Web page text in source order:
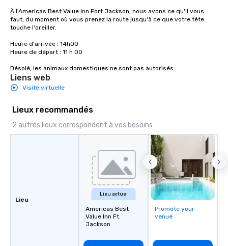
À l'Americas Best Value Inn Fort Jackson, nous avons ce qu'il vous
faut, du moment où vous prenez la route jusqu'à ce que votre tête
touche l'oreiller.
Heure d'arrivée : 14h00
Heure de départ : 11 h 00
Désolé, les animaux domestiques ne sont pas autorisés.
Liens web
Visite virtuelle
Lieux recommandés
2 autres lieux correspondent à vos besoins
Lieu
Lieu actuel
Americas Best
Value Inn Ft.
Jackson
Promote your
venue